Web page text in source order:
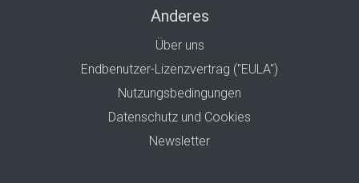
Anderes
Über uns
Endbenutzer-Lizenzvertrag ("EULA")
Nutzungsbedingungen
Datenschutz und Cookies
Newsletter